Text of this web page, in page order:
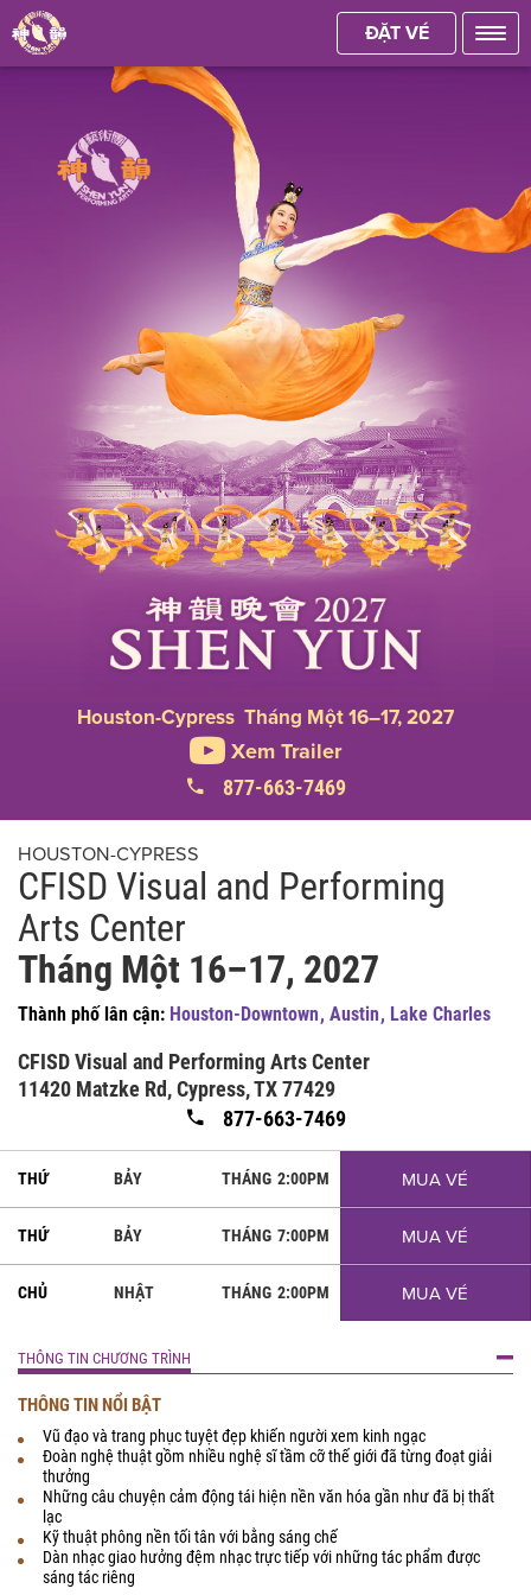
Houston-Cypress Tháng Một 16–17, 2027
Xem Trailer
877-663-7469
ĐẶT VÉ
HOUSTON-CYPRESS
CFISD Visual and Performing
Arts Center
Tháng Một 16–17, 2027
Thành phố lân cận: Houston-Downtown, Austin, Lake Charles
CFISD Visual and Performing Arts Center
11420 Matzke Rd, Cypress, TX 77429
877-663-7469
THỨ BẢY THÁNG 2:00PM MUA VÉ
THỨ BẢY THÁNG 7:00PM MUA VÉ
CHỦ NHẬT THÁNG 2:00PM MUA VÉ
THÔNG TIN CHƯƠNG TRÌNH
THÔNG TIN NỔI BẬT
Vũ đạo và trang phục tuyệt đẹp khiến người xem kinh ngạc
Đoàn nghệ thuật gồm nhiều nghệ sĩ tầm cỡ thế giới đã từng đoạt giải
thưởng
Những câu chuyện cảm động tái hiện nền văn hóa gần như đã bị thất
lạc
Kỹ thuật phông nền tối tân với bằng sáng chế
Dàn nhạc giao hưởng đệm nhạc trực tiếp với những tác phẩm được
sáng tác riêng